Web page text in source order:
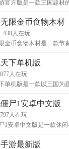
官方版是一款三国题材
限金币食物木材
438 人在玩
金币食物木材是一款节
下单机版
877 人在玩
单机版是一款以三国为
尸1安卓中文版
797 人在玩
1安卓中文版是一款休
游最新版